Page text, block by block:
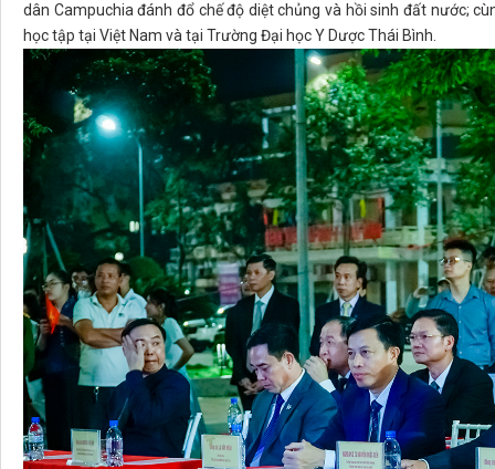
dân Campuchia đánh đổ chế độ diệt chủng và hồi sinh đất nước;
học tập tại Việt Nam và tại Trường Đại học Y Dược Thái Bình.